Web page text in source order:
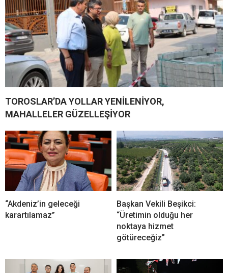
TOROSLAR’DA YOLLAR YENİLENİYOR,
MAHALLELER GÜZELLEŞİYOR
“Akdeniz’in geleceği
karartılamaz”
Başkan Vekili Beşikci:
“Üretimin olduğu her
noktaya hizmet
götüreceğiz”